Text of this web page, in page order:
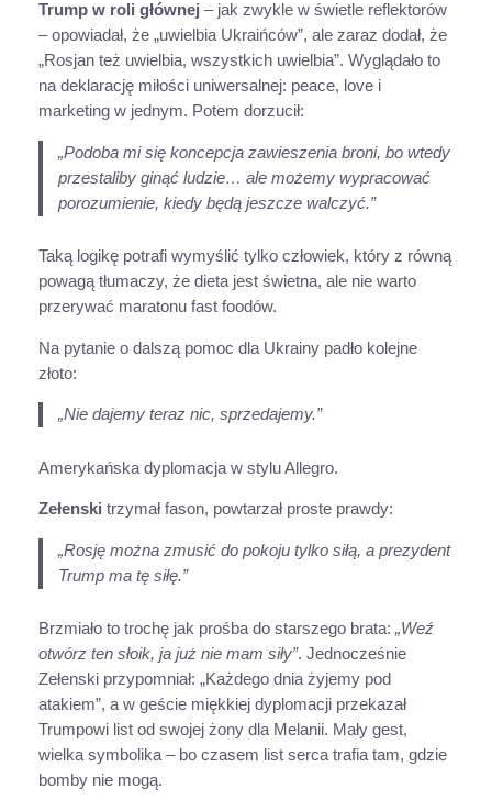
Trump w roli głównej – jak zwykle w świetle reflektorów
– opowiadał, że „uwielbia Ukraińców”, ale zaraz dodał, że
„Rosjan też uwielbia, wszystkich uwielbia”. Wyglądało to
na deklarację miłości uniwersalnej: peace, love i
marketing w jednym. Potem dorzucił:
„Podoba mi się koncepcja zawieszenia broni, bo wtedy
przestaliby ginąć ludzie… ale możemy wypracować
porozumienie, kiedy będą jeszcze walczyć.”
Taką logikę potrafi wymyślić tylko człowiek, który z równą
powagą tłumaczy, że dieta jest świetna, ale nie warto
przerywać maratonu fast foodów.
Na pytanie o dalszą pomoc dla Ukrainy padło kolejne
złoto:
„Nie dajemy teraz nic, sprzedajemy.”
Amerykańska dyplomacja w stylu Allegro.
Zełenski trzymał fason, powtarzał proste prawdy:
„Rosję można zmusić do pokoju tylko siłą, a prezydent
Trump ma tę siłę.”
Brzmiało to trochę jak prośba do starszego brata: „Weź
otwórz ten słoik, ja już nie mam siły”. Jednocześnie
Zełenski przypomniał: „Każdego dnia żyjemy pod
atakiem”, a w geście miękkiej dyplomacji przekazał
Trumpowi list od swojej żony dla Melanii. Mały gest,
wielka symbolika – bo czasem list serca trafia tam, gdzie
bomby nie mogą.